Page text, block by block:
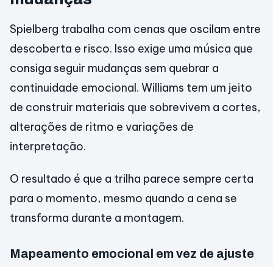
Spielberg trabalha com cenas que oscilam entre
descoberta e risco. Isso exige uma música que
consiga seguir mudanças sem quebrar a
continuidade emocional. Williams tem um jeito
de construir materiais que sobrevivem a cortes,
alterações de ritmo e variações de
interpretação.
O resultado é que a trilha parece sempre certa
para o momento, mesmo quando a cena se
transforma durante a montagem.
Mapeamento emocional em vez de ajuste